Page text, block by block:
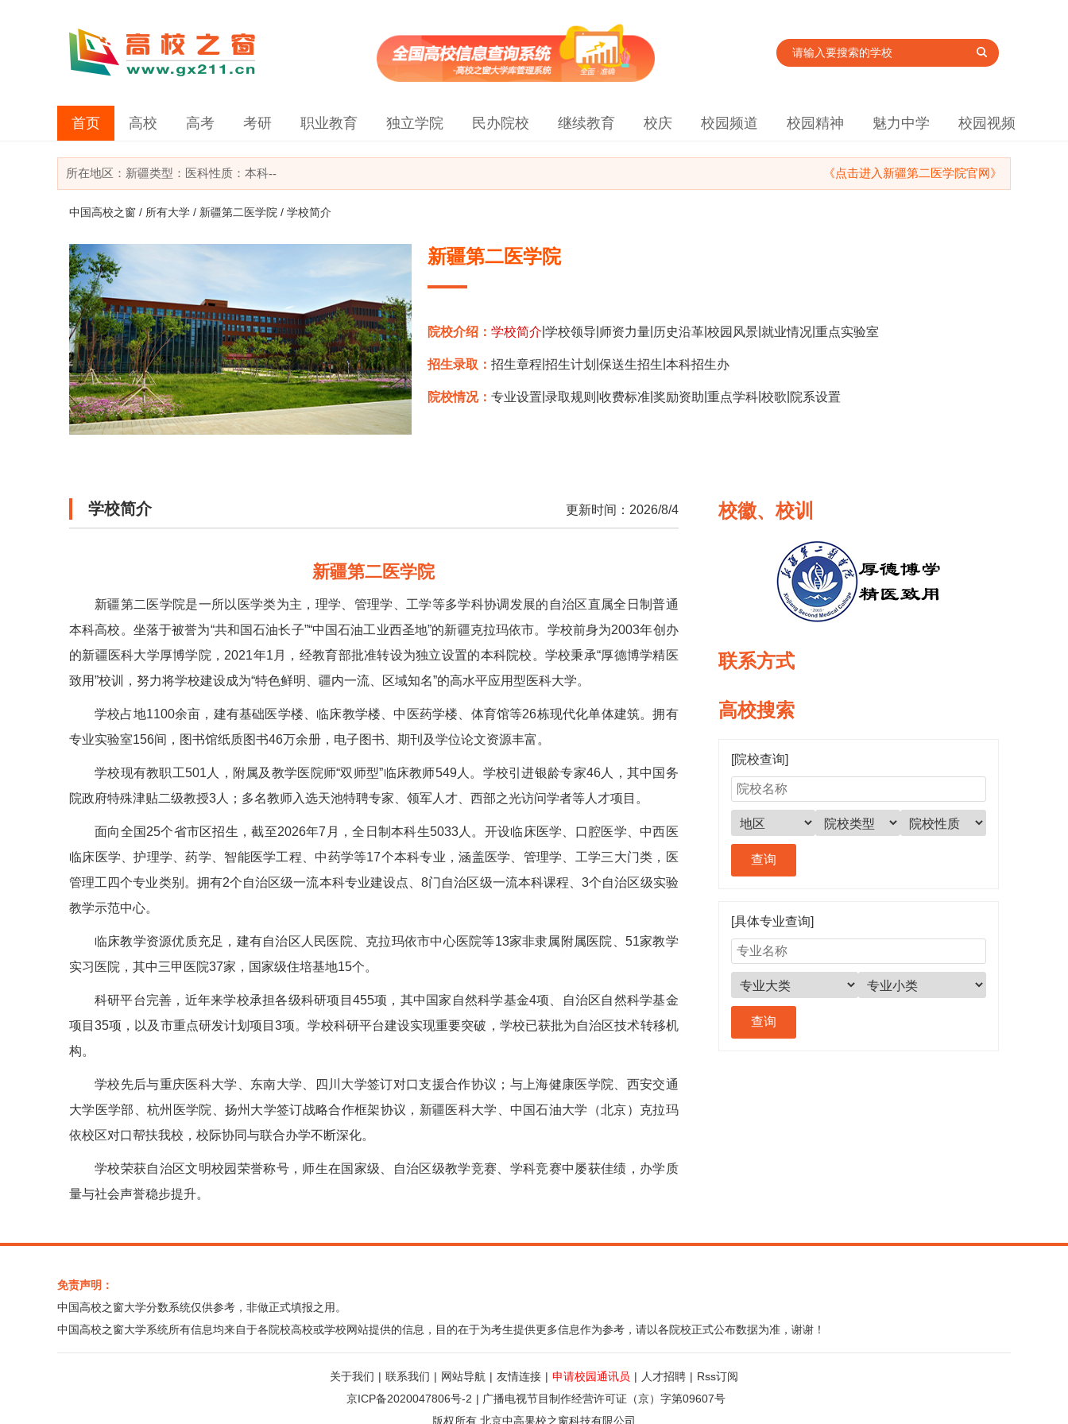
首页 高校 高考 考研 职业教育 独立学院 民办院校 继续教育 校庆 校园频道 校园精神 魅力中学 校园视频
所在地区： 新疆类型： 医科性质：本科-- 《点击进入新疆第二医学院官网》
中国高校之窗 / 所有大学 / 新疆第二医学院 / 学校简介
新疆第二医学院
院校介绍：学校简介 |学校领导 师资力量 历史沿革 |校园风景 就业情况 |重点实验室
招生录取：招生章程 |招生计划 |保送生招生 |本科招生办
院校情况：专业设置 |录取规则 |收费标准 |奖励资助 |重点学科 |校歌 院系设置
学校简介 更新时间：2026/8/4
新疆第二医学院
新疆第二医学院是一所以医学类为主，理学、管理学、工学等多学科协调发展的自治区直属全日制普通
本科高校。坐落于被誉为“共和国石油长子”“中国石油工业西圣地”的新疆克拉玛依市。学校前身为2003年创办
的新疆医科大学厚博学院，2021年1月，经教育部批准转设为独立设置的本科院校。学校秉承“厚德博学精医
致用”校训，努力将学校建设成为“特色鲜明、疆内一流、区域知名”的高水平应用型医科大学。
学校占地1100余亩，建有基础医学楼、临床教学楼、中医药学楼、体育馆等26栋现代化单体建筑。拥有
专业实验室156间，图书馆纸质图书46万余册，电子图书、期刊及学位论文资源丰富。
学校现有教职工501人，附属及教学医院师“双师型”临床教师549人。学校引进银龄专家46人，其中国务
院政府特殊津贴二级教授3人；多名教师入选天池特聘专家、领军人才、西部之光访问学者等人才项目。
面向全国25个省市区招生，截至2026年7月，全日制本科生5033人。开设临床医学、口腔医学、中西医
临床医学、护理学、药学、智能医学工程、中药学等17个本科专业，涵盖医学、管理学、工学三大门类，医
管理工四个专业类别。拥有2个自治区级一流本科专业建设点、8门自治区级一流本科课程、3个自治区级实验
教学示范中心。
临床教学资源优质充足，建有自治区人民医院、克拉玛依市中心医院等13家非隶属附属医院、51家教学
实习医院，其中三甲医院37家，国家级住培基地15个。
科研平台完善，近年来学校承担各级科研项目455项，其中国家自然科学基金4项、自治区自然科学基金
项目35项，以及市重点研发计划项目3项。学校科研平台建设实现重要突破，学校已获批为自治区技术转移机
构。
学校先后与重庆医科大学、东南大学、四川大学签订对口支援合作协议；与上海健康医学院、西安交通
大学医学部、杭州医学院、扬州大学签订战略合作框架协议，新疆医科大学、中国石油大学（北京）克拉玛
依校区对口帮扶我校，校际协同与联合办学不断深化。
学校荣获自治区文明校园荣誉称号，师生在国家级、自治区级教学竞赛、学科竞赛中屡获佳绩，办学质
量与社会声誉稳步提升。
校徽、校训
联系方式
高校搜索
[院校查询]
[具体专业查询]
免责声明：
中国高校之窗大学分数系统仅供参考，非做正式填报之用。
中国高校之窗大学系统所有信息均来自于各院校高校或学校网站提供的信息，目的在于为考生提供更多信息作为参考，请以各院校正式公布数据为准，谢谢！
关于我们 | 联系我们 | 网站导航 | 友情连接 | 申请校园通讯员 | 人才招聘 | Rss订阅
京ICP备2020047806号-2 | 广播电视节目制作经营许可证（京）字第09607号
版权所有 北京中高果校之窗科技有限公司